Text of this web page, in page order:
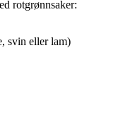
rotgrønnsaker:
svin eller lam)